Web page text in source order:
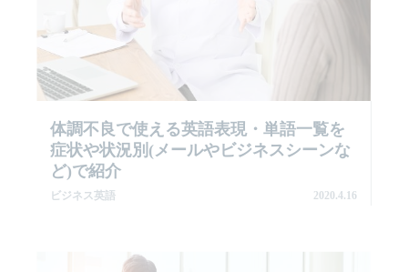
体調不良で使える英語表現・単語一覧を
症状や状況別(メールやビジネスシーンな
ど)で紹介
ビジネス英語 2020.4.16